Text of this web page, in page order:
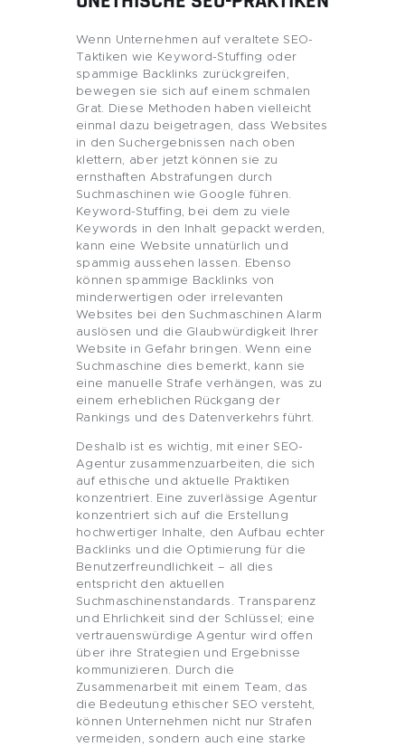
Wenn Unternehmen auf veraltete SEO-
Taktiken wie Keyword-Stuffing oder
spammige Backlinks zurückgreifen,
bewegen sie sich auf einem schmalen
Grat. Diese Methoden haben vielleicht
einmal dazu beigetragen, dass Websites
in den Suchergebnissen nach oben
klettern, aber jetzt können sie zu
ernsthaften Abstrafungen durch
Suchmaschinen wie Google führen.
Keyword-Stuffing, bei dem zu viele
Keywords in den Inhalt gepackt werden,
kann eine Website unnatürlich und
spammig aussehen lassen. Ebenso
können spammige Backlinks von
minderwertigen oder irrelevanten
Websites bei den Suchmaschinen Alarm
auslösen und die Glaubwürdigkeit Ihrer
Website in Gefahr bringen. Wenn eine
Suchmaschine dies bemerkt, kann sie
eine manuelle Strafe verhängen, was zu
einem erheblichen Rückgang der
Rankings und des Datenverkehrs führt.
Deshalb ist es wichtig, mit einer SEO-
Agentur zusammenzuarbeiten, die sich
auf ethische und aktuelle Praktiken
konzentriert. Eine zuverlässige Agentur
konzentriert sich auf die Erstellung
hochwertiger Inhalte, den Aufbau echter
Backlinks und die Optimierung für die
Benutzerfreundlichkeit – all dies
entspricht den aktuellen
Suchmaschinenstandards. Transparenz
und Ehrlichkeit sind der Schlüssel; eine
vertrauenswürdige Agentur wird offen
über ihre Strategien und Ergebnisse
kommunizieren. Durch die
Zusammenarbeit mit einem Team, das
die Bedeutung ethischer SEO versteht,
können Unternehmen nicht nur Strafen
vermeiden, sondern auch eine starke